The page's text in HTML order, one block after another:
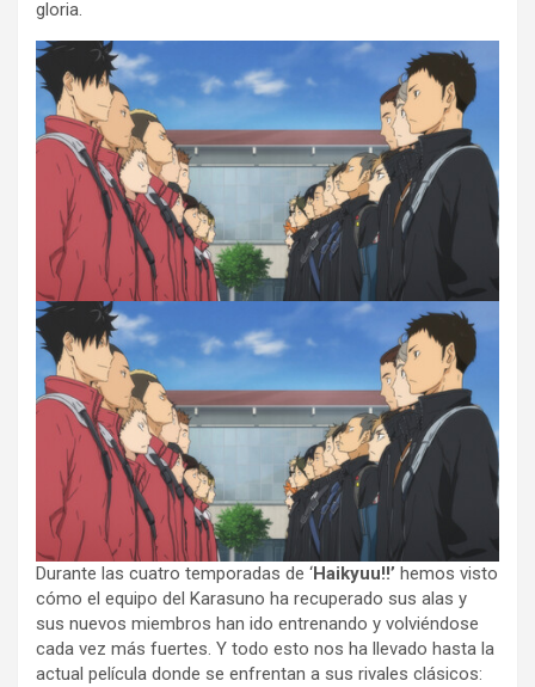
gloria.
Durante las cuatro temporadas de ‘Haikyuu!!’ hemos visto
cómo el equipo del Karasuno ha recuperado sus alas y
sus nuevos miembros han ido entrenando y volviéndose
cada vez más fuertes. Y todo esto nos ha llevado hasta la
actual película donde se enfrentan a sus rivales clásicos: